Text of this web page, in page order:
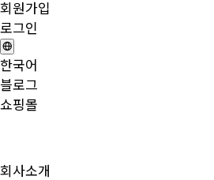
회원가입
로그인
한국어
블로그
쇼핑몰
회사소개